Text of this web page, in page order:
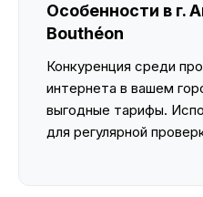
Особенности в г.
Bouthéon
Конкуренция среди
интернета в вашем
выгодные тарифы.
для регулярной